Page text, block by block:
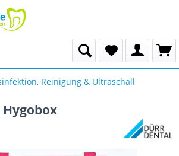
Reinigung & Ultraschall